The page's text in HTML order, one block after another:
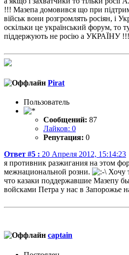
!!! Мазепа домовився що при
військ вони розгромлять росіян, і
оскільки це український форум, то
піддержують не росію а УКРАЇНУ !!!
Pirat
Пользователь
Сообщений: 87
Лайков: 0
Репутация: 0
Ответ #5 : 20 Апреля 2012, 15:14:23
я противник разжигания на этом
межнациональной розни.
Хочу
что казаки поддержавшие Мазепу
войсками Петра у нас в Запорожье
captain